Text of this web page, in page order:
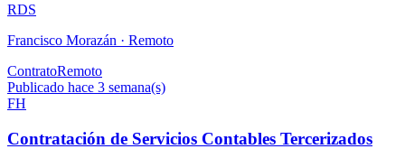
RDS
Francisco Morazán · Remoto
ContratoRemoto
Publicado hace 3 semana(s)
FH
Contratación de Servicios Contables Tercerizados